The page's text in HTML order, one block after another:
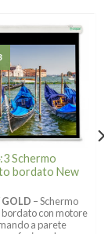
Schermo
bordato New
GOLD – Schermo
con motore
a parete